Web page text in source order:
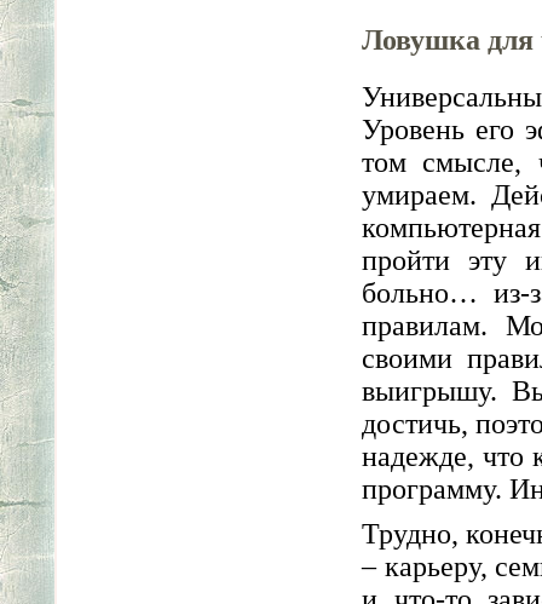
Ловушка для
Уровень его
том смысле,
умираем.
пройти эту
больно… из-
правилам.
своими
выигрышу.
достичь,
надежде, что
программу.
Трудно,
– карьеру,